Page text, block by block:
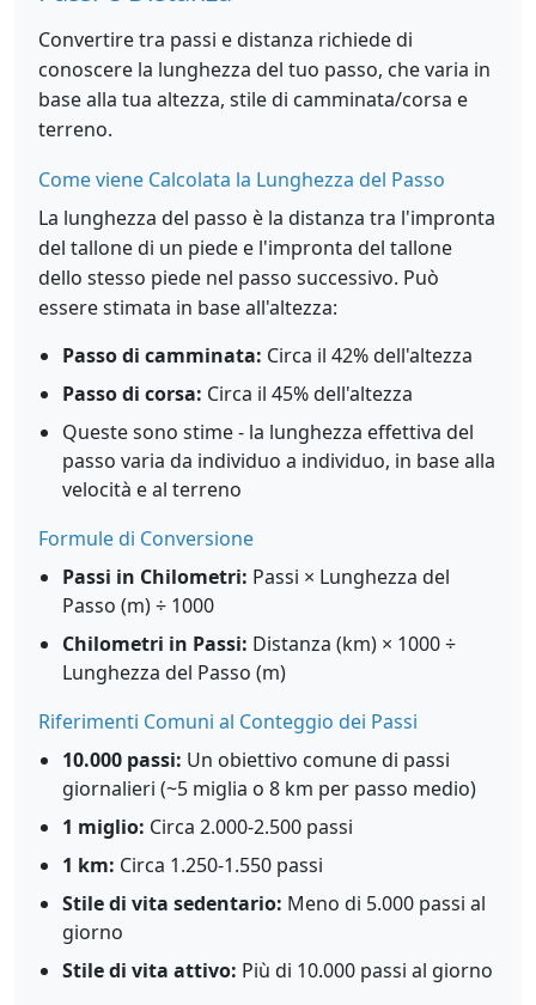
Convertire tra passi e distanza richiede di
conoscere la lunghezza del tuo passo, che varia in
base alla tua altezza, stile di camminata/corsa e
terreno.
Come viene Calcolata la Lunghezza del Passo
La lunghezza del passo è la distanza tra l'impronta
del tallone di un piede e l'impronta del tallone
dello stesso piede nel passo successivo. Può
essere stimata in base all'altezza:
Passo di camminata: Circa il 42% dell'altezza
Passo di corsa: Circa il 45% dell'altezza
Queste sono stime - la lunghezza effettiva del
passo varia da individuo a individuo, in base alla
velocità e al terreno
Formule di Conversione
Passi in Chilometri: Passi × Lunghezza del
Passo (m) ÷ 1000
Chilometri in Passi: Distanza (km) × 1000 ÷
Lunghezza del Passo (m)
Riferimenti Comuni al Conteggio dei Passi
10.000 passi: Un obiettivo comune di passi
giornalieri (~5 miglia o 8 km per passo medio)
1 miglio: Circa 2.000-2.500 passi
1 km: Circa 1.250-1.550 passi
Stile di vita sedentario: Meno di 5.000 passi al
giorno
Stile di vita attivo: Più di 10.000 passi al giorno